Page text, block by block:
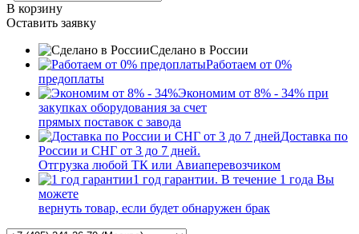
В корзину
Оставить заявку
Сделано в России
Работаем от 0%
предоплаты
Экономим от 8% - 34% при
закупках оборудования за счет
прямых поставок с завода
Доставка по
России и СНГ от 3 до 7 дней.
Отгрузка любой ТК или Авиаперевозчиком
1 год гарантии. В течение 1 года Вы
можете
вернуть товар, если будет обнаружен брак